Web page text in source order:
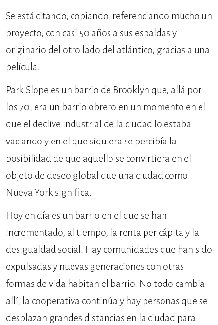
Se está citando, copiando, referenciando mucho un
proyecto, con casi 50 años a sus espaldas y
originario del otro lado del atlántico, gracias a una
película.
Park Slope es un barrio de Brooklyn que, allá por
los 70, era un barrio obrero en un momento en el
que el declive industrial de la ciudad lo estaba
vaciando y en el que siquiera se percibía la
posibilidad de que aquello se convirtiera en el
objeto de deseo global que una ciudad como
Nueva York significa.
Hoy en día es un barrio en el que se han
incrementado, al tiempo, la renta per cápita y la
desigualdad social. Hay comunidades que han sido
expulsadas y nuevas generaciones con otras
formas de vida habitan el barrio. No todo cambia
allí, la cooperativa continúa y hay personas que se
desplazan grandes distancias en la ciudad para